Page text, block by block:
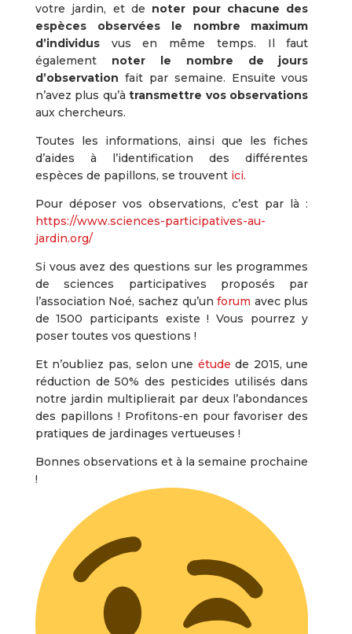
votre jardin, et de noter pour chacune des
espèces observées le nombre maximum
d’individusvus en même temps. Il faut
égalementnoter le nombre de jours
d’observation fait par semaine. Ensuite vous
n’avez plus qu’àtransmettre vos observations
aux chercheurs.
Toutes les informations, ainsi que les fiches
d’aides à l’identification des différentes
espèces de papillons, se trouvent ici.
Pour déposer vos observations, c’est par là :
https://www.sciences-participatives-au-
jardin.org/
Si vous avez des questions sur les programmes
de sciences participatives proposés par
l’association Noé, sachez qu’unforum avec plus
de 1500 participants existe ! Vous pourrez y
poser toutes vos questions !
Et n’oubliez pas, selon une étude de 2015, une
réduction de 50% des pesticides utilisés dans
notre jardin multiplierait par deux l’abondances
des papillons ! Profitons-en pour favoriser des
pratiques de jardinages vertueuses !
Bonnes observations et à la semaine prochaine
!